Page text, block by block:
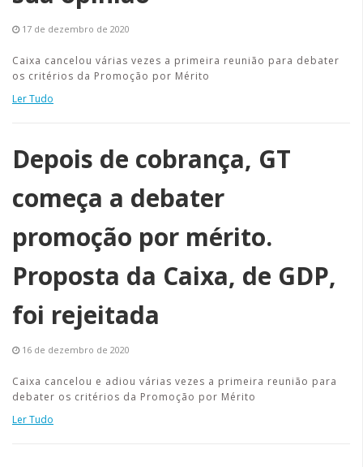
17 de dezembro de 2020
Caixa cancelou várias vezes a primeira reunião para debater
os critérios da Promoção por Mérito
Ler Tudo
Depois de cobrança, GT
começa a debater
promoção por mérito.
Proposta da Caixa, de GDP,
foi rejeitada
16 de dezembro de 2020
Caixa cancelou e adiou várias vezes a primeira reunião para
debater os critérios da Promoção por Mérito
Ler Tudo